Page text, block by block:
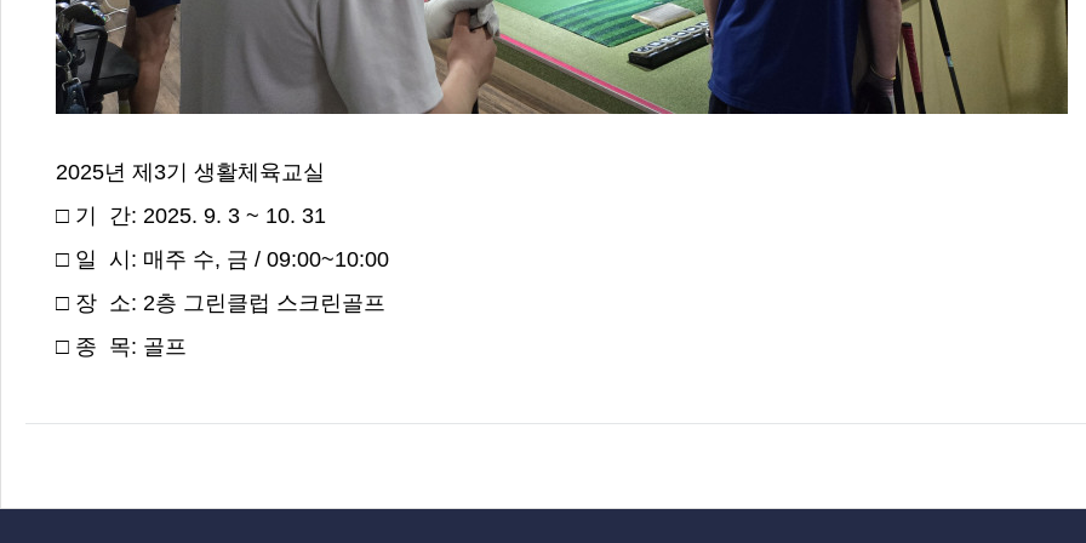
2025년 제3기 생활체육교실
□ 기 간: 2025. 9. 3 ~ 10. 31
□ 일 시: 매주 수, 금 / 09:00~10:00
□ 장 소: 2층 그린클럽 스크린골프
□ 종 목: 골프